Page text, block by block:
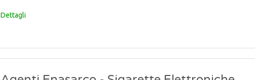
Dettagli